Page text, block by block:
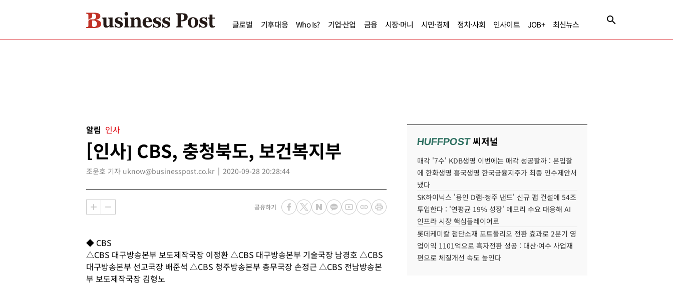
글로벌 기후대응 Who Is? 기업·산업 금융 시장·머니 시민·경제 정치·사회 인사이트 JOB+ 최신뉴스
알림 인사
[인사] CBS, 충청북도, 보건복지부
조윤호 기자 uknow@businesspost.co.kr 2020-09-28 20:28:44
공유하기
◆ CBS
△CBS 대구방송본부 보도제작국장 이정환 △CBS 대구방송본부 기술국장 남경호 △CBS
대구방송본부 선교국장 배준석 △CBS 청주방송본부 총무국장 손정근 △CBS 전남방송본
부 보도제작국장 김형노
HUFFPOST씨저널
매각 '7수' KDB생명 이번에는 매각 성공할까 : 본입찰
에 한화생명 흥국생명 한국금융지주가 최종 인수제안서
냈다
SK하이닉스 '용인 D램-청주 낸드' 신규 팹 건설에 54조
투입한다 : '연평균 19% 성장' 메모리 수요 대응해 AI
인프라 시장 핵심플레이어로
롯데케미칼 첨단소재 포트폴리오 전환 효과로 2분기 영
업이익 1101억으로 흑자전환 성공 : 대산·여수 사업재
편으로 체질개선 속도 높인다